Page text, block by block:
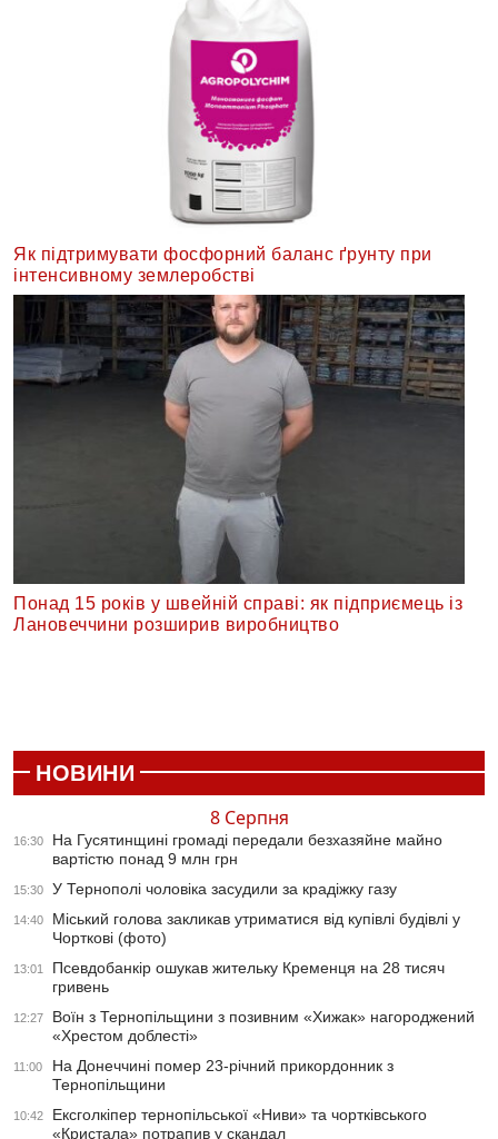
Як підтримувати фосфорний баланс ґрунту при
інтенсивному землеробстві
Понад 15 років у швейній справі: як підприємець із
Лановеччини розширив виробництво
НОВИНИ
8 Серпня
16:30
На Гусятинщині громаді передали безхазяйне майно
вартістю понад 9 млн грн
15:30 У Тернополі чоловіка засудили за крадіжку газу
14:40
Міський голова закликав утриматися від купівлі будівлі у
Чорткові (фото)
13:01
Псевдобанкір ошукав жительку Кременця на 28 тисяч
гривень
12:27
Воїн з Тернопільщини з позивним «Хижак» нагороджений
«Хрестом доблесті»
11:00
На Донеччині помер 23-річний прикордонник з
Тернопільщини
10:42
Ексголкіпер тернопільської «Ниви» та чортківського
«Кристала» потрапив у скандал